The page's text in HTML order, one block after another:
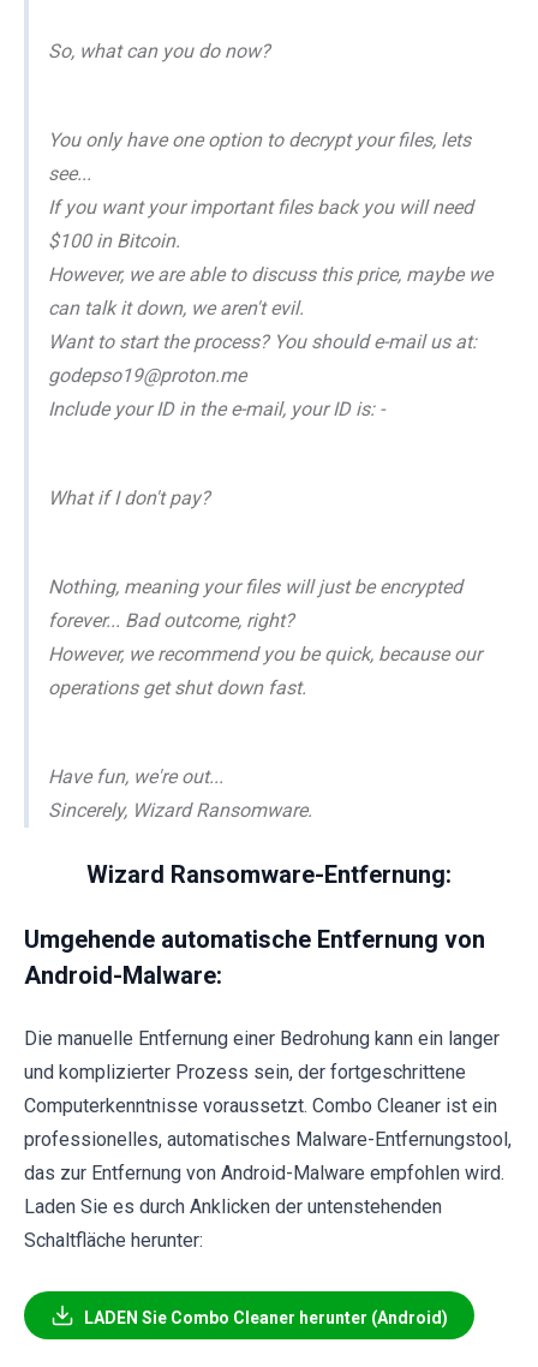
So, what can you do now?
You only have one option to decrypt your files, lets
see...
If you want your important files back you will need
$100 in Bitcoin.
However, we are able to discuss this price, maybe we
can talk it down, we aren't evil.
Want to start the process? You should e-mail us at:
godepso19@proton.me
Include your ID in the e-mail, your ID is: -
What if I don't pay?
Nothing, meaning your files will just be encrypted
forever... Bad outcome, right?
However, we recommend you be quick, because our
operations get shut down fast.
Have fun, we're out...
Sincerely, Wizard Ransomware.
Wizard Ransomware-Entfernung:
Umgehende automatische Entfernung von
Android-Malware:
Die manuelle Entfernung einer Bedrohung kann ein langer
und komplizierter Prozess sein, der fortgeschrittene
Computerkenntnisse voraussetzt. Combo Cleaner ist ein
professionelles, automatisches Malware-Entfernungstool,
das zur Entfernung von Android-Malware empfohlen wird.
Laden Sie es durch Anklicken der untenstehenden
Schaltfläche herunter:
LADEN Sie Combo Cleaner herunter (Android)